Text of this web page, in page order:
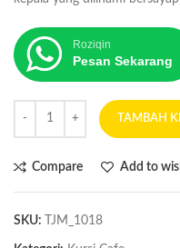
Roziqin
Pesan Sekarang
TAMBAH
Compare Add to
SKU: TJM_1018